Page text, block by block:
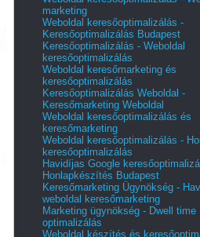
marketing
Weboldal keresőoptimalizálás -
Keresőoptimalizálás Budapest
Keresőoptimalizálás - Weboldal
keresőoptimalizálás
Weboldal keresőmarketing és
keresőoptimalizálás
Keresőoptimalizálás Weboldal -
Keresőmarketing Weboldal
Weboldal keresőoptimalizálás és
keresőmarketing
Weboldal keresőoptimalizálás -
keresőoptimalizálás
Havidíjas Google
Honlapkészítés Budapest
Keresőmarketing Ügynökség -
weboldal keresőmarketing
Marketing ügynökség - Dwell time
optimalizálás
Weboldal készítés és